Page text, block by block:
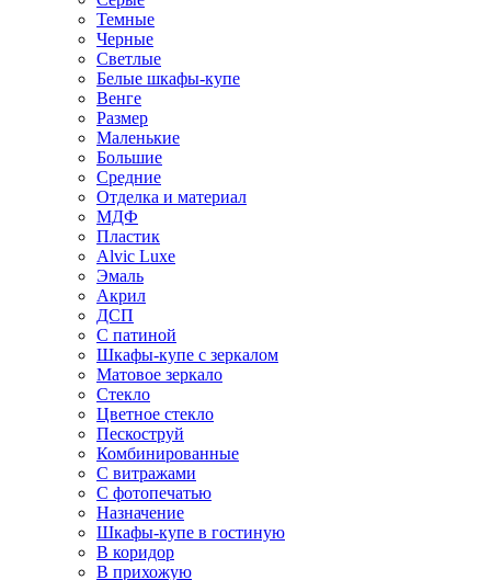
Темные
Черные
Светлые
Белые шкафы-купе
Венге
Размер
Маленькие
Большие
Средние
Отделка и материал
МДФ
Пластик
Alvic Luxe
Эмаль
Акрил
ДСП
С патиной
Шкафы-купе с зеркалом
Матовое зеркало
Стекло
Цветное стекло
Пескоструй
Комбинированные
С витражами
С фотопечатью
Назначение
Шкафы-купе в гостиную
В коридор
В прихожую